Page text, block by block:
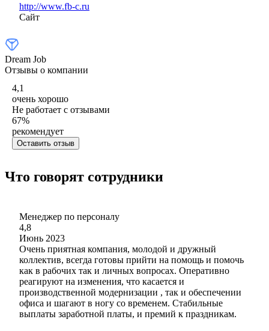
http://www.fb-c.ru
Сайт
Dream Job
Отзывы о компании
4,1
очень хорошо
Не работает с отзывами
67%
рекомендует
Оставить отзыв
Что говорят сотрудники
Менеджер по персоналу
4,8
Июнь 2023
Очень приятная компания, молодой и дружный
коллектив, всегда готовы прийти на помощь и помочь
как в рабочих так и личных вопросах. Оперативно
реагируют на изменения, что касается и
производственной модернизации , так и обеспечении
офиса и шагают в ногу со временем. Стабильные
выплаты заработной платы, и премий к праздникам.